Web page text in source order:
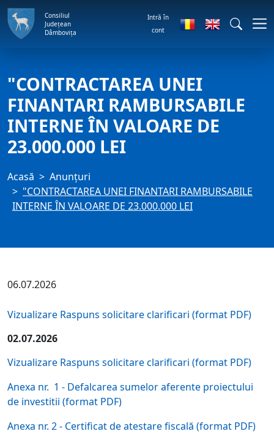
Consiliul
Județean
Dâmbovița
Intră în
cont
"CONTRACTAREA UNEI
FINANTARI RAMBURSABILE
INTERNE ÎN VALOARE DE
23.000.000 LEI
Acasă
Anunţuri
"CONTRACTAREA UNEI FINANTARI RAMBURSABILE
INTERNE ÎN VALOARE DE 23.000.000 LEI
06.07.2026
Vizualizare Raspuns solicitare clarificari (format PDF)
02.07.2026
Vizualizare Raspuns solicitare clarificari (format PDF)
Anexa nr. 1 - Defalcarea sumelor aferente proiectului
de investitii (format PDF)
Anexa nr. 2 - Certificat de atestare fiscală (format PDF)